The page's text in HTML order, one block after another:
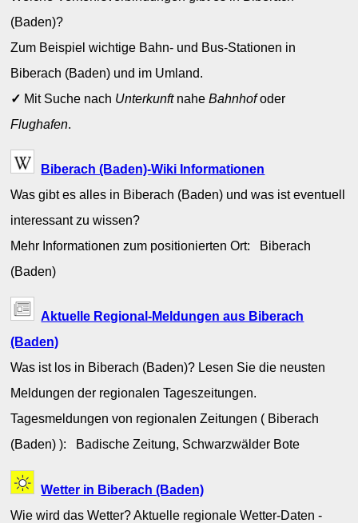
(Baden)?
Zum Beispiel wichtige Bahn- und Bus-Stationen in
Biberach (Baden) und im Umland.
✓ Mit Suche nach UnterkunftnaheBahnhofoder
Flughafen.
Biberach (Baden)-Wiki Informationen
Was gibt es alles in Biberach (Baden) und was ist eventuell
interessant zu wissen?
Mehr Informationen zum positionierten Ort: Biberach
(Baden)
Aktuelle Regional-Meldungen aus Biberach
(Baden)
Was ist los in Biberach (Baden)? Lesen Sie die neusten
Meldungen der regionalen Tageszeitungen.
Tagesmeldungen von regionalen Zeitungen ( Biberach
(Baden) ): Badische Zeitung, Schwarzwälder Bote
Wetter in Biberach (Baden)
Wie wird das Wetter? Aktuelle regionale Wetter-Daten -